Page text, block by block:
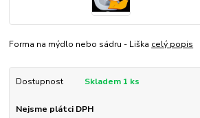
Forma na mýdlo nebo sádru - Liška celý popis
Dostupnost Skladem 1 ks
Nejsme plátci DPH